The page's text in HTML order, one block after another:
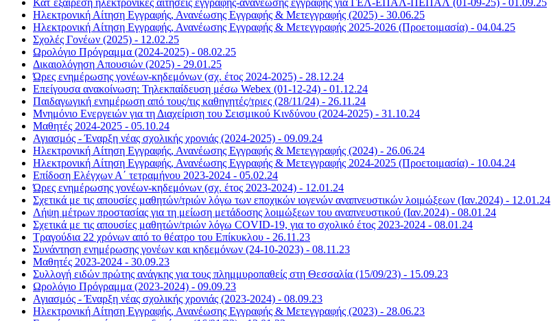
Ηλεκτρονική Αίτηση Εγγραφής, Ανανέωσης Εγγραφής & Μετεγγραφής (2025) - 30.06.25
Ηλεκτρονική Αίτηση Εγγραφής, Ανανέωσης Εγγραφής & Μετεγγραφής 2025-2026 (Προετοιμασία) - 04.04.25
Σχολές Γονέων (2025) - 12.02.25
Ωρολόγιο Πρόγραμμα (2024-2025) - 08.02.25
Δικαιολόγηση Απουσιών (2025) - 29.01.25
Ώρες ενημέρωσης γονέων-κηδεμόνων (σχ. έτος 2024-2025) - 28.12.24
Επείγουσα ανακοίνωση: Τηλεκπαίδευση μέσω Webex (01-12-24) - 01.12.24
Παιδαγωγική ενημέρωση από τους/τις καθηγητές/τριες (28/11/24) - 26.11.24
Μνημόνιο Ενεργειών για τη Διαχείριση του Σεισμικού Κινδύνου (2024-2025) - 31.10.24
Μαθητές 2024-2025 - 05.10.24
Αγιασμός - Έναρξη νέας σχολικής χρονιάς (2024-2025) - 09.09.24
Ηλεκτρονική Αίτηση Εγγραφής, Ανανέωσης Εγγραφής & Μετεγγραφής (2024) - 26.06.24
Ηλεκτρονική Αίτηση Εγγραφής, Ανανέωσης Εγγραφής & Μετεγγραφής 2024-2025 (Προετοιμασία) - 10.04.24
Επίδοση Ελέγχων Α΄ τετραμήνου 2023-2024 - 05.02.24
Ώρες ενημέρωσης γονέων-κηδεμόνων (σχ. έτος 2023-2024) - 12.01.24
Σχετικά με τις απουσίες μαθητών/τριών λόγω των εποχικών ιογενών αναπνευστικών λοιμώξεων (Ιαν.2024) - 12.01.24
Λήψη μέτρων προστασίας για τη μείωση μετάδοσης λοιμώξεων του αναπνευστικού (Ιαν.2024) - 08.01.24
Σχετικά με τις απουσίες μαθητών/τριών λόγω COVID-19, για το σχολικό έτος 2023-2024 - 08.01.24
Τραγούδια 22 χρόνων από το θέατρο του Επίκυκλου - 26.11.23
Συνάντηση ενημέρωσης γονέων και κηδεμόνων (24-10-2023) - 08.11.23
Μαθητές 2023-2024 - 30.09.23
Συλλογή ειδών πρώτης ανάγκης για τους πλημμυροπαθείς στη Θεσσαλία (15/09/23) - 15.09.23
Ωρολόγιο Πρόγραμμα (2023-2024) - 09.09.23
Αγιασμός - Έναρξη νέας σχολικής χρονιάς (2023-2024) - 08.09.23
Ηλεκτρονική Αίτηση Εγγραφής, Ανανέωσης Εγγραφής & Μετεγγραφής (2023) - 28.06.23